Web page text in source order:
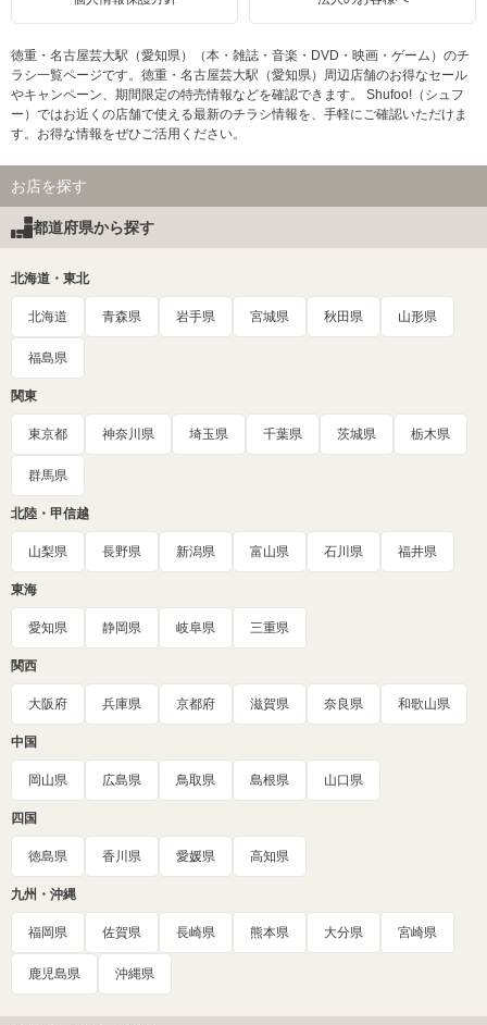
徳重・名古屋芸大駅（愛知県）（本・雑誌・音楽・DVD・映画・ゲーム）のチ
ラシ一覧ページです。徳重・名古屋芸大駅（愛知県）周辺店舗のお得なセール
やキャンペーン、期間限定の特売情報などを確認できます。 Shufoo!（シュフ
ー）ではお近くの店舗で使える最新のチラシ情報を、手軽にご確認いただけま
す。お得な情報をぜひご活用ください。
お店を探す
都道府県から探す
北海道・東北
北海道 青森県 岩手県 宮城県 秋田県 山形県
福島県
関東
東京都 神奈川県 埼玉県 千葉県 茨城県 栃木県
群馬県
北陸・甲信越
山梨県 長野県 新潟県 富山県 石川県 福井県
東海
愛知県 静岡県 岐阜県 三重県
関西
大阪府 兵庫県 京都府 滋賀県 奈良県 和歌山県
中国
岡山県 広島県 鳥取県 島根県 山口県
四国
徳島県 香川県 愛媛県 高知県
九州・沖縄
福岡県 佐賀県 長崎県 熊本県 大分県 宮崎県
鹿児島県 沖縄県